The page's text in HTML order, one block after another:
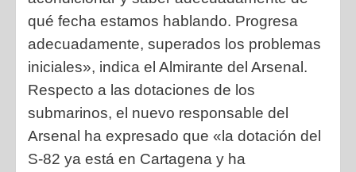
qué fecha estamos hablando. Progresa
adecuadamente, superados los problemas
iniciales», indica el Almirante del Arsenal.
Respecto a las dotaciones de los
submarinos, el nuevo responsable del
Arsenal ha expresado que «la dotación del
S-82 ya está en Cartagena y ha